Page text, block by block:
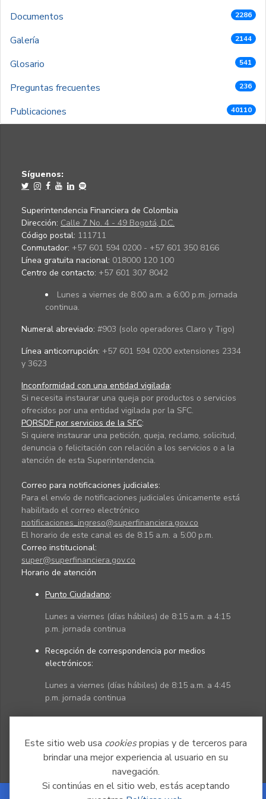
Este sitio web usa cookiespropias y de terceros para
brindar una mejor experiencia al usuario en su
navegación.
Si continúas en el sitio web, estás aceptando
Documentos 2286
Galería 2144
Glosario 541
Preguntas frecuentes 236
Publicaciones 40110
Síguenos:
Superintendencia Financiera de Colombia
Dirección: Calle 7 No. 4 - 49 Bogotá, D.C.
Código postal: 111711
Conmutador: +57 601 594 0200 - +57 601 350 8166
Línea gratuita nacional: 018000 120 100
Centro de contacto: +57 601 307 8042
Lunes a viernes de 8:00 a.m. a 6:00 p.m. jornada
continua.
Numeral abreviado: #903 (solo operadores Claro y Tigo)
Línea anticorrupción: +57 601 594 0200 extensiones 2334
y 3623
Inconformidad con una entidad vigilada:
Si necesita instaurar una queja por productos o servicios
ofrecidos por una entidad vigilada por la SFC.
PQRSDF por servicios de la SFC:
Si quiere instaurar una petición, queja, reclamo, solicitud,
denuncia o felicitación con relación a los servicios o a la
atención de esta Superintendencia.
Correo para notificaciones judiciales:
Para el envío de notificaciones judiciales únicamente está
habilitado el correo electrónico
notificaciones_ingreso@superfinanciera.gov.co
El horario de este canal es de 8:15 a.m. a 5:00 p.m.
Correo institucional:
super@superfinanciera.gov.co
Horario de atención
Punto Ciudadano:
Lunes a viernes (días hábiles) de 8:15 a.m. a 4:15
p.m. jornada continua
Recepción de correspondencia por medios
electrónicos:
Lunes a viernes (días hábiles) de 8:15 a.m. a 4:45
p.m. jornada continua